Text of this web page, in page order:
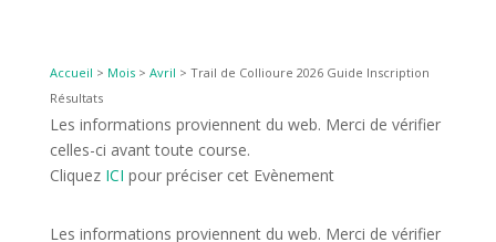
Accueil > Mois> Avril > Trail de Collioure 2026 Guide Inscription
Résultats
Les informations proviennent du web. Merci de vérifier
celles-ci avant toute course.
Cliquez ICI pour préciser cet Evènement
Les informations proviennent du web. Merci de vérifier